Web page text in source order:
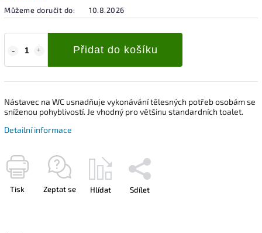
Můžeme doručit do:
10.8.2026
Přidat do košíku
Nástavec na WC usnadňuje vykonávání tělesných potřeb osobám se
sníženou pohyblivostí. Je vhodný pro většinu standardních toalet.
Detailní informace
Tisk Zeptat se Hlídat Sdílet